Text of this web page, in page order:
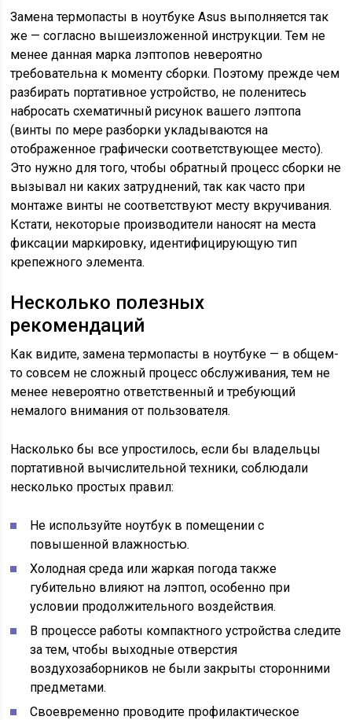
Замена термопасты в ноутбуке Asus выполняется так
же — согласно вышеизложенной инструкции. Тем не
менее данная марка лэптопов невероятно
требовательна к моменту сборки. Поэтому прежде чем
разбирать портативное устройство, не поленитесь
набросать схематичный рисунок вашего лэптопа
(винты по мере разборки укладываются на
отображенное графически соответствующее место).
Это нужно для того, чтобы обратный процесс сборки не
вызывал ни каких затруднений, так как часто при
монтаже винты не соответствуют месту вкручивания.
Кстати, некоторые производители наносят на места
фиксации маркировку, идентифицирующую тип
крепежного элемента.
Несколько полезных
рекомендаций
Как видите, замена термопасты в ноутбуке — в общем-
то совсем не сложный процесс обслуживания, тем не
менее невероятно ответственный и требующий
немалого внимания от пользователя.
Насколько бы все упростилось, если бы владельцы
портативной вычислительной техники, соблюдали
несколько простых правил:
Не используйте ноутбук в помещении с
повышенной влажностью.
Холодная среда или жаркая погода также
губительно влияют на лэптоп, особенно при
условии продолжительного воздействия.
В процессе работы компактного устройства следите
за тем, чтобы выходные отверстия
воздухозаборников не были закрыты сторонними
предметами.
Своевременно проводите профилактическое